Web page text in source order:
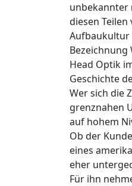
unbekannter
diesen
Aufbaukultur
Bezeichnung
Head Optik
Geschichte
Wer sich die
grenznahen
auf hohem
Ob der
eines
eher
Für ihn